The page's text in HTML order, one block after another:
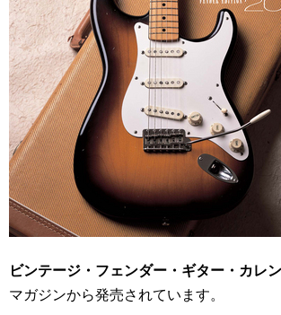
ビンテージ・フェンダー・ギター・カレ
マガジンから発売されています。